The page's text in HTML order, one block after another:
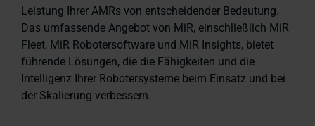
Leistung Ihrer AMRs von entscheidender Bedeutung.
Das umfassende Angebot von MiR, einschließlich MiR
Fleet, MiR Robotersoftware und MiR Insights, bietet
führende Lösungen, die die Fähigkeiten und die
Intelligenz Ihrer Robotersysteme beim Einsatz und bei
der Skalierung verbessern.